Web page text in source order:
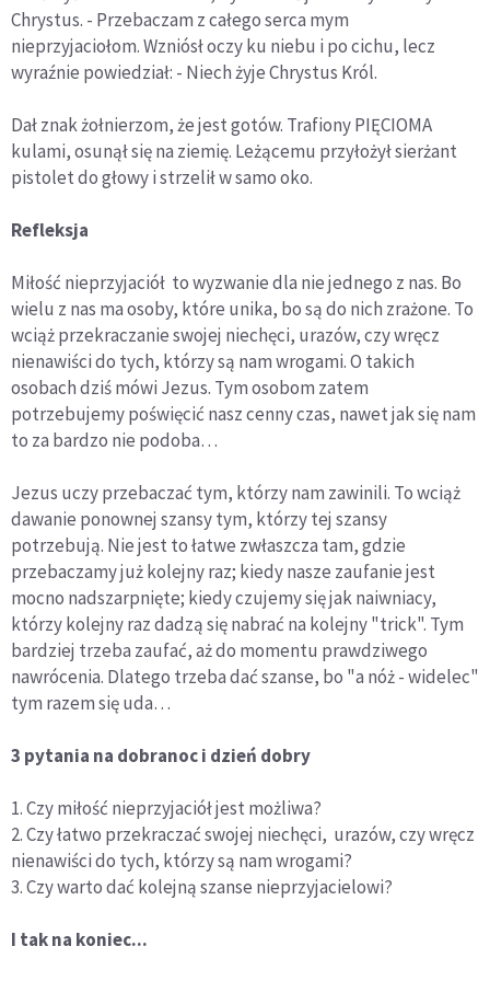
Chrystus. - Przebaczam z całego serca mym
nieprzyjaciołom. Wzniósł oczy ku niebu i po cichu, lecz
wyraźnie powiedział: - Niech żyje Chrystus Król.
Dał znak żołnierzom, że jest gotów. Trafiony PIĘCIOMA
kulami, osunął się na ziemię. Leżącemu przyłożył sierżant
pistolet do głowy i strzelił w samo oko.
Refleksja
Miłość nieprzyjaciół to wyzwanie dla nie jednego z nas. Bo
wielu z nas ma osoby, które unika, bo są do nich zrażone. To
wciąż przekraczanie swojej niechęci, urazów, czy wręcz
nienawiści do tych, którzy są nam wrogami. O takich
osobach dziś mówi Jezus. Tym osobom zatem
potrzebujemy poświęcić nasz cenny czas, nawet jak się nam
to za bardzo nie podoba…
Jezus uczy przebaczać tym, którzy nam zawinili. To wciąż
dawanie ponownej szansy tym, którzy tej szansy
potrzebują. Nie jest to łatwe zwłaszcza tam, gdzie
przebaczamy już kolejny raz; kiedy nasze zaufanie jest
mocno nadszarpnięte; kiedy czujemy się jak naiwniacy,
którzy kolejny raz dadzą się nabrać na kolejny "trick". Tym
bardziej trzeba zaufać, aż do momentu prawdziwego
nawrócenia. Dlatego trzeba dać szanse, bo "a nóż - widelec"
tym razem się uda…
3 pytania na dobranoc i dzień dobry
1. Czy miłość nieprzyjaciół jest możliwa?
2. Czy łatwo przekraczać swojej niechęci, urazów, czy wręcz
nienawiści do tych, którzy są nam wrogami?
3. Czy warto dać kolejną szanse nieprzyjacielowi?
I tak na koniec...